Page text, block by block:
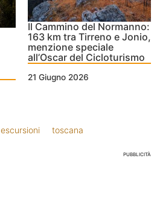
Il Cammino del Normanno:
163 km tra Tirreno e Jonio,
menzione speciale
all’Oscar del Cicloturismo
21 Giugno 2026
escursioni toscana
PUBBLICITÀ